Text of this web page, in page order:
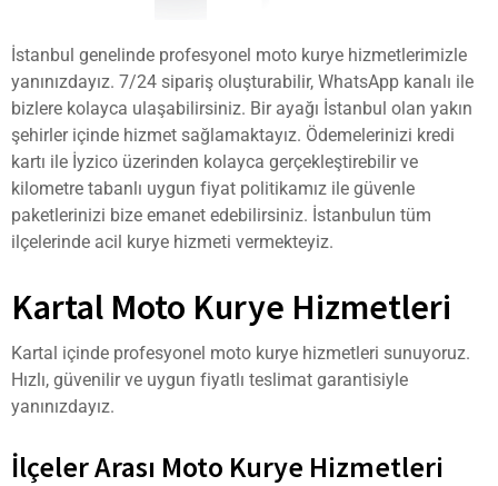
İstanbul genelinde profesyonel moto kurye hizmetlerimizle
yanınızdayız. 7/24 sipariş oluşturabilir, WhatsApp kanalı ile
bizlere kolayca ulaşabilirsiniz. Bir ayağı İstanbul olan yakın
şehirler içinde hizmet sağlamaktayız. Ödemelerinizi kredi
kartı ile İyzico üzerinden kolayca gerçekleştirebilir ve
kilometre tabanlı uygun fiyat politikamız ile güvenle
paketlerinizi bize emanet edebilirsiniz. İstanbulun tüm
ilçelerinde acil kurye hizmeti vermekteyiz.
Kartal Moto Kurye Hizmetleri
Kartal içinde profesyonel moto kurye hizmetleri sunuyoruz.
Hızlı, güvenilir ve uygun fiyatlı teslimat garantisiyle
yanınızdayız.
İlçeler Arası Moto Kurye Hizmetleri